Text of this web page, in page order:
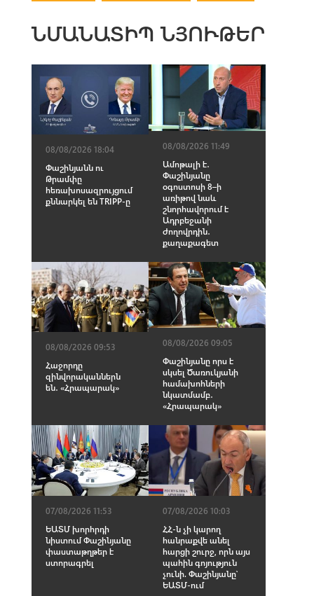
ՆՄԱՆԱՏԻՊ ՆՅՈՒԹԵՐ
08/08/2026 18:04
Փաշինյանն ու
Թրամփը
հեռախոսազրույցում
քննարկել են TRIPP-ը
08/08/2026 11:49
Ամոթալի է․
Փաշինյանը
օգոստոսի 8–ի
առիթով նաև
շնորհավորում է
Ադրբեջանի
ժողովրդին․
քաղաքագետ
08/08/2026 09:53
Հաջորդը
զինվորականներն
են․ «Հրապարակ»
08/08/2026 09:05
Փաշինյանը որս է
սկսել Ծառուկյանի
համախոհների
նկատմամբ․
«Հրապարակ»
07/08/2026 11:53
ԵԱՏՄ խորհրդի
նիստում Փաշինյանը
փաստաթղթեր է
ստորագրել
07/08/2026 10:03
ՀՀ-ն չի կարող
հանրաքվե անել
հարցի շուրջ, որն այս
պահին գոյություն
չունի. Փաշինյանը՝
ԵԱՏՄ-ում